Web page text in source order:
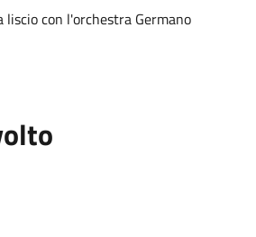
liscio con l'orchestra Germano